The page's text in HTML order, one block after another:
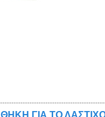
ΘΗΚΗ ΓΙΑ ΤΟ